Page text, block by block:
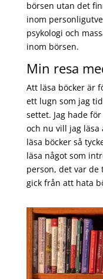
börsen utan det
inom
psykologi och
inom börsen.
Min resa
Att läsa böcker är
ett lugn som jag
settet. Jag hade
och nu vill jag
läsa böcker så
läsa något som
person, det var de
gick från att hata